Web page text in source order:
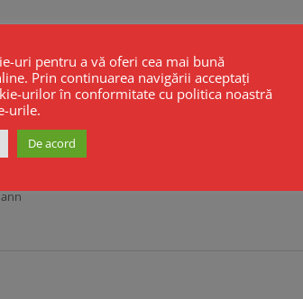
(antiincendiu), carcasa galvanizata
uri pentru a vă oferi cea mai bună
Prin continuarea navigării acceptați
urilor în conformitate cu politica noastră
urile.
De acord